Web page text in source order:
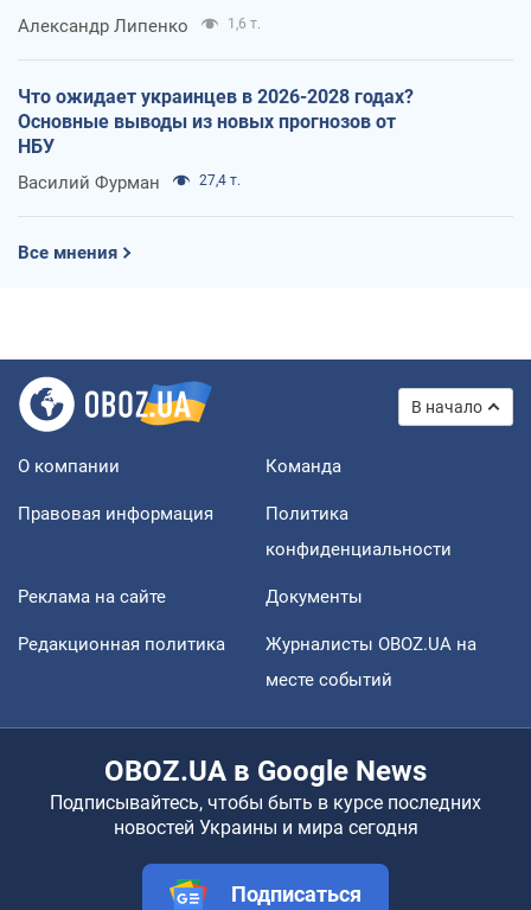
Александр Липенко 1,6 т.
Что ожидает украинцев в 2026-2028 годах?
Основные выводы из новых прогнозов от
НБУ
Василий Фурман 27,4 т.
Все мнения
В начало
О компании Команда
Правовая информация
Политика
конфиденциальности
Реклама на сайте Документы
Редакционная политика
Журналисты OBOZ.UA на
месте событий
OBOZ.UA в Google News
Подписывайтесь, чтобы быть в курсе последних
новостей Украины и мира сегодня
Подписаться